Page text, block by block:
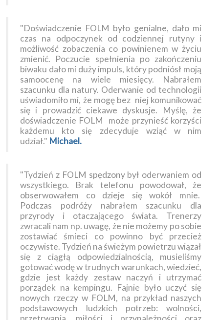
"Doświadczenie FOLM było genialne, dało mi
czas na odpoczynek od codziennej rutyny i
możliwość zobaczenia co powinienem w życiu
zmienić. Poczucie spełnienia po zakończeniu
biwaku dało mi duży impuls, który podniósł moją
samoocenę na wiele miesięcy. Nabrałem
szacunku dla natury. Oderwanie od technologii
uświadomiło mi, że mogę bez niej komunikować
się i prowadzić ciekawe dyskusje. Myślę, że
doświadczenie FOLM może przynieść korzyści
każdemu kto się zdecyduje wziąć w nim
udział." Michael.
"Tydzień z FOLM spędzony był oderwaniem od
wszystkiego. Brak telefonu powodował, że
obserwowałem co dzieje się wokół mnie.
Podczas podróży nabrałem szacunku dla
przyrody i otaczającego świata. Trenerzy
zwracali nam np. uwagę, że nie możemy po sobie
zostawiać śmieci co powinno być przecież
oczywiste. Tydzień na świeżym powietrzu wiązał
się z ciągłą odpowiedzialnością, musieliśmy
gotować wodę w trudnych warunkach, wiedzieć,
gdzie jest każdy zestaw naczyń i utrzymać
porządek na kempingu. Fajnie było uczyć się
nowych rzeczy w FOLM, na przykład naszych
podstawowych ludzkich potrzeb: wolności,